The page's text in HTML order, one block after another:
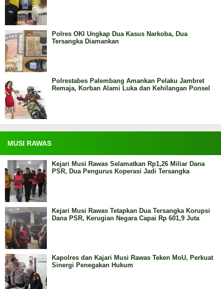
Polres OKI Ungkap Dua Kasus Narkoba, Dua
Tersangka Diamankan
Polrestabes Palembang Amankan Pelaku Jambret
Remaja, Korban Alami Luka dan Kehilangan Ponsel
MUSI RAWAS
Kejari Musi Rawas Selamatkan Rp1,26 Miliar Dana
PSR, Dua Pengurus Koperasi Jadi Tersangka
Kejari Musi Rawas Tetapkan Dua Tersangka Korupsi
Dana PSR, Kerugian Negara Capai Rp 601,9 Juta
Kapolres dan Kajari Musi Rawas Teken MoU, Perkuat
Sinergi Penegakan Hukum